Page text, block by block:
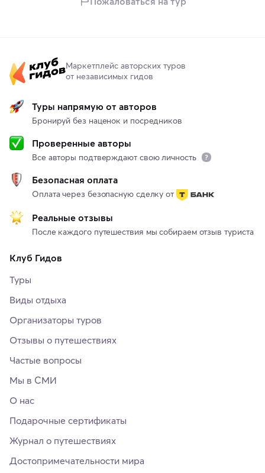
Маркетплейс авторских туров
от независимых гидов
Туры напрямую от авторов
Бронируй без наценок и посредников
Проверенные авторы
Все авторы подтверждают свою личность
Безопасная оплата
Оплата через безопасную сделку от
Реальные отзывы
После каждого путешествия мы собираем отзыв туриста
Клуб Гидов
Туры
Виды отдыха
Организаторы туров
Отзывы о путешествиях
Частые вопросы
Мы в СМИ
О нас
Подарочные сертификаты
Журнал о путешествиях
Достопримечательности мира